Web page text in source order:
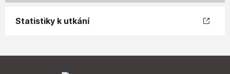
Statistiky k utkání